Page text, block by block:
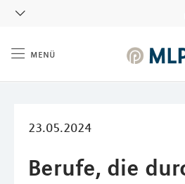
menü
23.05.2024
Berufe, die